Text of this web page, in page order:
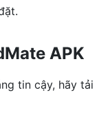
APK
tin cậy, hãy tải